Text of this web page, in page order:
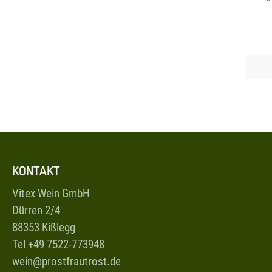
KONTAKT
Vitex Wein GmbH
Dürren 2/4
88353 Kißlegg
Tel +49 7522-773948
wein@prostfrautrost.de